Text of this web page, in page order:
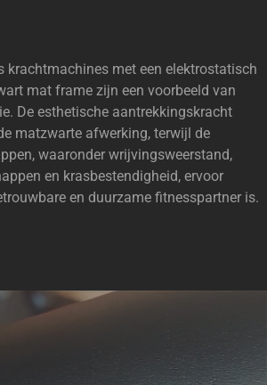
krachtmachines met een elektrostatisch
mat frame zijn een voorbeeld van
De esthetische aantrekkingskracht
matzwarte afwerking, terwijl de
waaronder wrijvingsweerstand,
en krasbestendigheid, ervoor
en duurzame fitnesspartner is.